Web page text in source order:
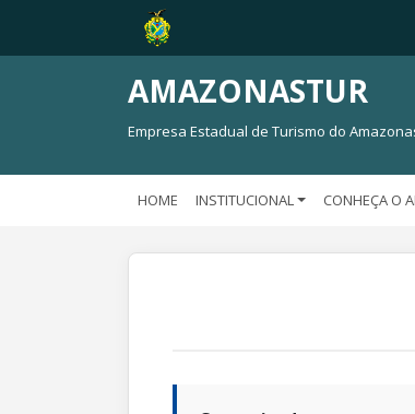
AMAZONASTUR
Empresa Estadual de Turismo do
HOME INSTITUCIONAL CONHEÇA O